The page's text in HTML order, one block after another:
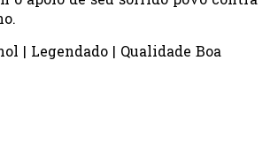
| Legendado | Qualidade Boa